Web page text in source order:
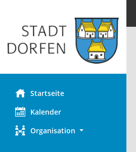
Startseite
Kalender
Organisation